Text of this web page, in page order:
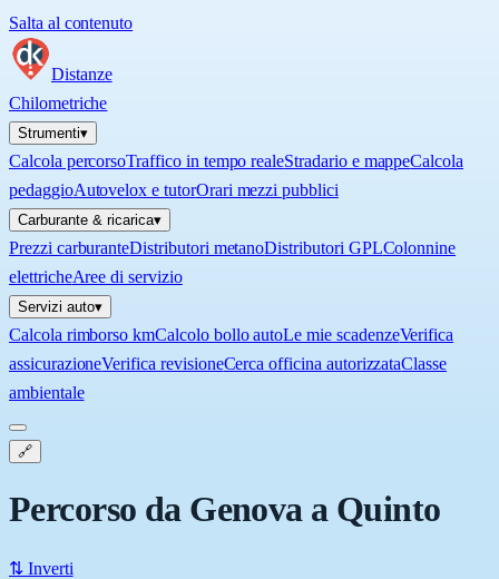
Salta al contenuto
Distanze
Chilometriche
Strumenti▾
Calcola percorsoTraffico in tempo realeStradario e mappeCalcola
pedaggioAutovelox e tutorOrari mezzi pubblici
Carburante & ricarica▾
Prezzi carburanteDistributori metanoDistributori GPLColonnine
elettricheAree di servizio
Servizi auto▾
Calcola rimborso kmCalcolo bollo autoLe mie scadenzeVerifica
assicurazioneVerifica revisioneCerca officina autorizzataClasse
ambientale
🔗
Percorso da Genova a Quinto
⇅ Inverti